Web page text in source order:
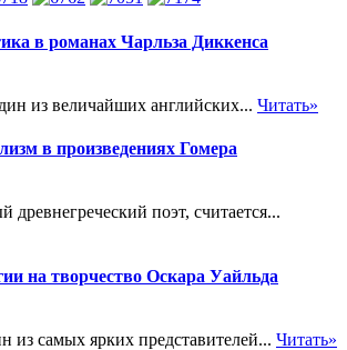
в романах Чарльза Диккенса
из величайших английских... Читать»
в произведениях Гомера
древнегреческий поэт, считается...
на творчество Оскара Уайльда
из самых ярких представителей... Читать»